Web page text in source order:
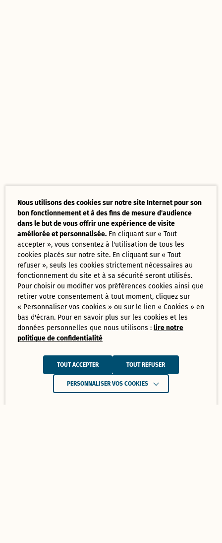
Nous utilisons des cookies sur notre site Internet pour son
bon fonctionnement et à des fins de mesure d'audience
dans le but de vous offrir une expérience de visite
améliorée et personnalisée. En cliquant sur « Tout
accepter », vous consentez à l'utilisation de tous les
cookies placés sur notre site. En cliquant sur « Tout
refuser », seuls les cookies strictement nécessaires au
fonctionnement du site et à sa sécurité seront utilisés.
Pour choisir ou modifier vos préférences cookies ainsi que
retirer votre consentement à tout moment, cliquez sur
« Personnaliser vos cookies » ou sur le lien « Cookies » en
bas d'écran. Pour en savoir plus sur les cookies et les
données personnelles que nous utilisons :lire notre
politique de confidentialité
TOUT ACCEPTER TOUT REFUSER
PERSONNALISER VOS COOKIES